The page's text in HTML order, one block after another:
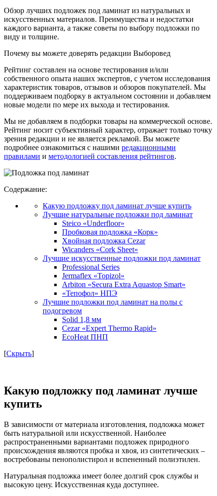
Обзор лучших подложек под ламинат из натуральных и
искусственных материалов. Преимущества и недостатки
каждого варианта, а также советы по выбору подложки по
виду и толщине.
Почему вы можете доверять редакции Выборовед
Рейтинг составлен на основе тестирования и/или
собственного опыта наших экспертов, с учетом исследования
характеристик товаров, отзывов и обзоров покупателей. Мы
поддерживаем подборку в актуальном состоянии и добавляем
новые модели по мере их выхода и тестирования.
Мы не добавляем в подборки товары на коммерческой основе.
Рейтинг носит субъективный характер, отражает только точку
зрения редакции и не является рекламой. Вы можете
подробнее ознакомиться с нашими редакционными
правилами и методологией составления рейтингов.
Содержание:
Какую подложку под ламинат лучше купить
Лучшие натуральные подложки под ламинат
Steico «Underfloor»
Пробковая подложка «Корк»
Хвойная подложка Cezar
Wicanders «Cork Sheet»
Лучшие искусственные подложки под ламинат
Professional Series
Jermaflex «Topizol»
Arbiton «Secura Extra Aquastop Smart»
«Тепофол» НПЭ
Лучшие подложки под ламинат на полы с
подогревом
Solid 1,8 мм
Cezar «Expert Thermo Rapid»
EcoHeat ПНП
[Скрыть]
Какую подложку под ламинат лучше
купить
В зависимости от материала изготовления, подложка может
быть натуральной или искусственной. Наиболее
распространенными вариантами подложек природного
происхождения являются пробка и хвоя, из синтетических –
востребованы пенополистирол и вспененный полиэтилен.
Натуральная подложка имеет более долгий срок службы и
высокую цену. Искусственная куда доступнее.